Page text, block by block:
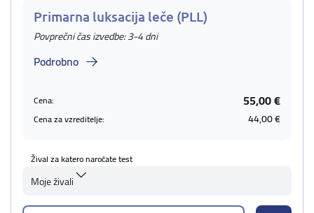
Primarna luksacija leče (PLL)
Povprečni čas izvedbe: 3-4 dni
Podrobno
Cena: 55,00 €
Cena za vzreditelje: 44,00 €
Žival za katero naročate test
Moje živali